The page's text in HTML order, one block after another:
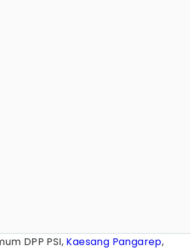
DPP PSI, Kaesang Pangarep,